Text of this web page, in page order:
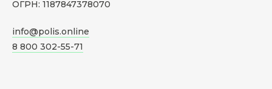
ОГРН: 1187847378070
info@polis.online
8 800 302-55-71